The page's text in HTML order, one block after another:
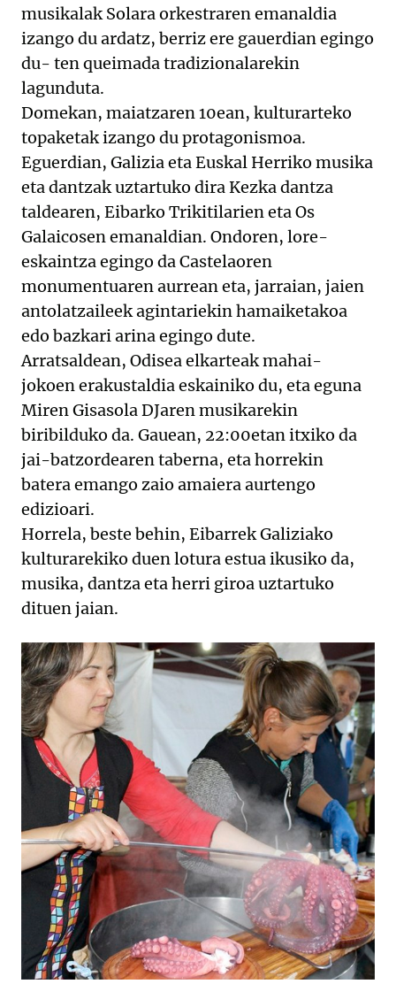
musikalak Solara orkestraren emanaldia
izango du ardatz, berriz ere gauerdian egingo
du- ten queimada tradizionalarekin
lagunduta.
Domekan, maiatzaren 10ean, kulturarteko
topaketak izango du protagonismoa.
Eguerdian, Galizia eta Euskal Herriko musika
eta dantzak uztartuko dira Kezka dantza
taldearen, Eibarko Trikitilarien eta Os
Galaicosen emanaldian. Ondoren, lore-
eskaintza egingo da Castelaoren
monumentuaren aurrean eta, jarraian, jaien
antolatzaileek agintariekin hamaiketakoa
edo bazkari arina egingo dute.
Arratsaldean, Odisea elkarteak mahai-
jokoen erakustaldia eskainiko du, eta eguna
Miren Gisasola DJaren musikarekin
biribilduko da. Gauean, 22:00etan itxiko da
jai-batzordearen taberna, eta horrekin
batera emango zaio amaiera aurtengo
edizioari.
Horrela, beste behin, Eibarrek Galiziako
kulturarekiko duen lotura estua ikusiko da,
musika, dantza eta herri giroa uztartuko
dituen jaian.